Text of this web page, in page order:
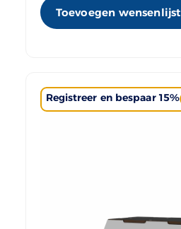
Toevoegen wensenlijst
Registreer en bespaar 15%